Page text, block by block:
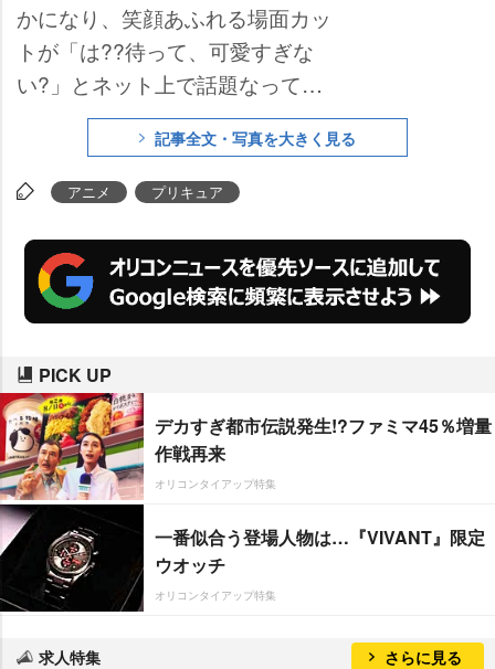
かになり、笑顔あふれる場面カッ
トが「は??待って、可愛すぎな
い?」とネット上で話題なってい
記事全文・写真を大きく見る
アニメ プリキュア
PICK UP
デカすぎ都市伝説発生!?ファミマ45％増量
作戦再来
オリコンタイアップ特集
一番似合う登場人物は…『VIVANT』限定
ウオッチ
オリコンタイアップ特集
求人特集 さらに見る